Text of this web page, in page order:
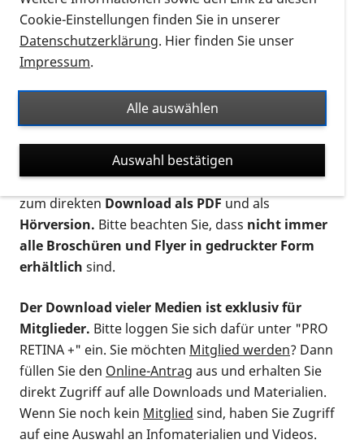
für blinde und sehbehinderte Menschen an.
Auf dieser Seite finden Sie sämtliches Infomaterial
Ort. Nutzen Sie den Formatfilter, um ausschließlich
nach Flyern und Broschüren, Audios oder Videos zu
suchen. Die meisten Flyer und Broschüren werden in
verschiedenen Formaten angeboten: zur
postalischen Bestellung als gedruckte Variante
zum direktenDownload als PDFund als
Hörversion. Bitte beachten Sie, dass nicht immer
alle Broschüren und Flyer in gedruckter Form
erhältlich sind.
Der Download vieler Medien ist exklusiv für
Mitglieder. Bitte loggen Sie sich dafür unter "PRO
RETINA +" ein. Sie möchten Mitglied werden? Dann
füllen Sie den Online-Antrag aus und erhalten Sie
direkt Zugriff auf alle Downloads und Materialien.
Wenn Sie noch kein Mitglied sind, haben Sie Zugriff
auf eine Auswahl an Infomaterialien und Videos.
Cookie-Einstellungen finden Sie in unserer
Datenschutzerklärung. Hier finden Sie unser
Impressum.
Alle auswählen
Auswahl bestätigen